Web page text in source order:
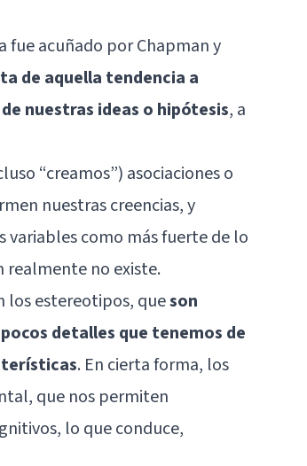
acuñado por Chapman y
de aquella tendencia a
nuestras ideas o hipótesis, a
“creamos”) asociaciones o
nuestras creencias, y
variables como más fuerte de lo
realmente no existe.
los estereotipos, queson
detalles que tenemos de
. En cierta forma, los
que nos permiten
lo que conduce,